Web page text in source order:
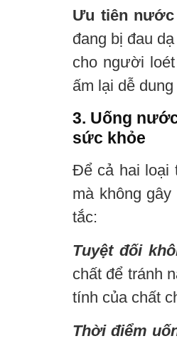
Ưu tiên nước
đang bị đau
cho người
ấm lại dễ
3. Uống
sức khỏe
Để cả hai loại
mà không
tắc:
Tuyệt đối
chất để tránh
tính của chất
Thời điểm